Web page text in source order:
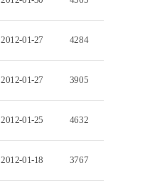
2012-01-27 4284
2012-01-27 3905
2012-01-25 4632
2012-01-18 3767